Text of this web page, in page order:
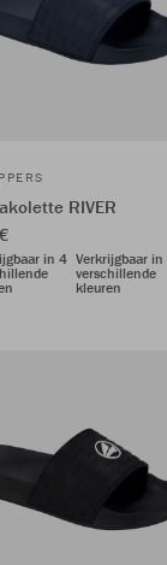
RIVER
in 4 Verkrijgbaar in
verschillende
kleuren